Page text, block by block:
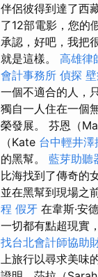
伴侶彼得到達了西
了12部電影，您的
承認，好吧，我把
就是這樣。 高雄律
會計事務所 偵探
一個不適合的人，
獨自一人住在一個​​
榮發展。 芬恩（
（Kate 台中輕井澤
的黑幫。 藍芽助聽
比海找到了傳奇的
並在黑幫到現場之
程 假牙 在韋斯·安
一切都有點超現實
找台北會計師協助
上旅行以尋求美味